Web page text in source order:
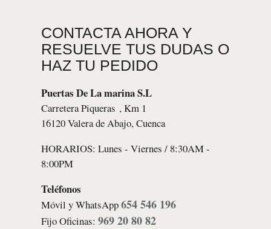
CONTACTA AHORA Y
RESUELVE TUS DUDAS O
HAZ TU PEDIDO
Puertas De La marina S.L
Carretera Piqueras , Km 1
16120 Valera de Abajo, Cuenca
HORARIOS: Lunes - Viernes / 8:30AM -
8:00PM
Teléfonos
Móvil y WhatsApp654 546 196
Fijo Oficinas:969 20 80 82